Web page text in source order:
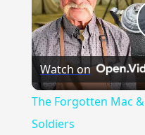
Watch on
The Forgotten Mac
Soldiers